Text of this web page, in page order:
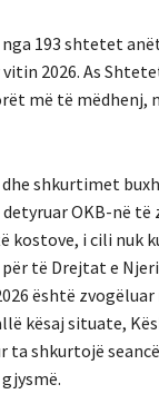
193 shtetet
2026. As
më të mëdhenj,
shkurtimet
OKB-në
kostove, i cili nuk
të Drejtat e
është zvogëluar
kësaj situate,
ta shkurtojë